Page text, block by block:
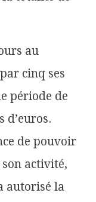
au
cinq ses
période de
d’euros.
de pouvoir
activité,
autorisé la